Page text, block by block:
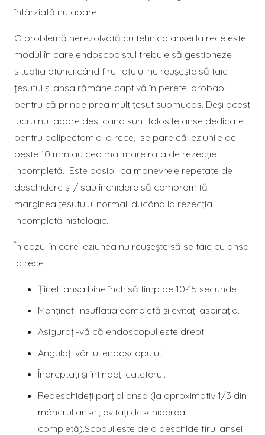
întârziată nu apare.
O problemă nerezolvată cu tehnica ansei la rece este
modul în care endoscopistul trebuie să gestioneze
situaţia atunci când firul lațului nu reușește să taie
țesutul şi ansa rămâne captivă în perete, probabil
pentru că prinde prea mult ţesut submucos. Deşi acest
lucru nu apare des, cand sunt folosite anse dedicate
pentru polipectomia la rece, se pare că leziunile de
peste 10 mm au cea mai mare rata de rezecţie
incompletă. Este posibil ca manevrele repetate de
deschidere și / sau închidere să compromită
marginea țesutului normal, ducând la rezecția
incompletă histologic.
În cazul în care leziunea nu reușește să se taie cu ansa
la rece :
Țineti ansa bine închisă timp de 10-15 secunde
Mențineți insuflatia completă și evitați aspirația.
Asigurați-vă că endoscopul este drept.
Angulați vârful endoscopului.
Îndreptați și întindeți cateterul.
Redeschideți parțial ansa (la aproximativ 1/3 din
mânerul ansei; evitați deschiderea
completă).Scopul este de a deschide firul ansei